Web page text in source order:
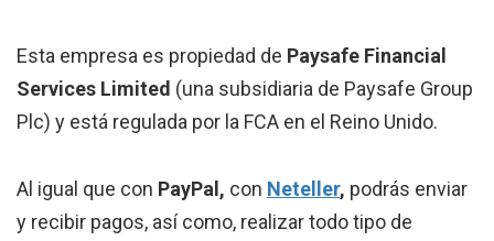
Esta empresa es propiedad de Paysafe Financial
Services Limited (una subsidiaria de Paysafe Group
Plc) y está regulada por la FCA en el Reino Unido.
Al igual que con PayPal, con Neteller, podrás enviar
y recibir pagos, así como, realizar todo tipo de